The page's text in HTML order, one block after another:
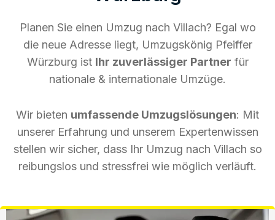
Planen Sie einen Umzug nach Villach? Egal wo
die neue Adresse liegt, Umzugskönig Pfeiffer
Würzburg ist Ihr zuverlässiger Partner für
nationale & internationale Umzüge.
Wir bieten umfassende Umzugslösungen: Mit
unserer Erfahrung und unserem Expertenwissen
stellen wir sicher, dass Ihr Umzug nach Villach so
reibungslos und stressfrei wie möglich verläuft.